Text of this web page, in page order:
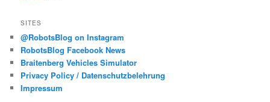
SITES
@RobotsBlog on Instagram
RobotsBlog Facebook News
Braitenberg Vehicles Simulator
Privacy Policy / Datenschutzbelehrung
Impressum